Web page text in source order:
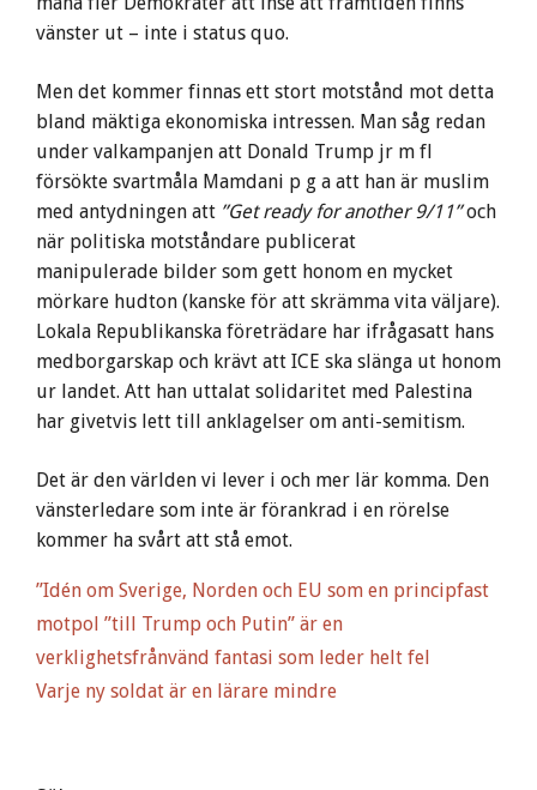
vänster ut – inte i status quo.
Men det kommer finnas ett stort motstånd mot detta
bland mäktiga ekonomiska intressen. Man såg redan
under valkampanjen att Donald Trump jr m fl
försökte svartmåla Mamdani p g a att han är muslim
med antydningen att ”Get ready for another9/11”och
när politiska motståndare publicerat
manipulerade bilder som gett honom en mycket
mörkare hudton (kanske för att skrämma vita väljare).
Lokala Republikanska företrädare har ifrågasatt hans
medborgarskap och krävt att ICE ska slänga ut honom
ur landet. Att han uttalat solidaritet med Palestina
har givetvis lett till anklagelser om anti-semitism.
Det är den världen vi lever i och mer lär komma. Den
vänsterledare som inte är förankrad i en rörelse
kommer ha svårt att stå emot.
”Idén om Sverige, Norden och EU som en principfast
motpol ”till Trump och Putin” är en
verklighetsfrånvänd fantasi som leder helt fel
Varje ny soldat är en lärare mindre